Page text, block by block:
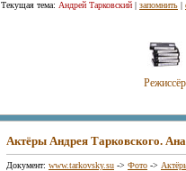
Текущая тема: Андрей Тарковский | запомнить |
Режиссёр
Актёры Андрея Тарковского.
Документ: www.tarkovsky.su -> Фото ->